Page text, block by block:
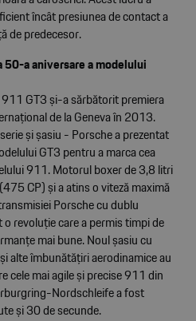
încât presiunea de contact a
de predecesor.
50-a aniversare a modelului
GT3 și-a sărbătorit premiera
de la Geneva în 2013.
și șasiu - Porsche a prezentat
GT3 pentru a marca cea
911. Motorul boxer de 3,8 litri
CP) și a atins o viteză maximă
Porsche cu dublu
revoluție care a permis timpi de
mai bune. Noul șasiu cu
alte îmbunătățiri aerodinamice au
cele mai agile și precise 911 din
Nordschleife a fost
și 30 de secunde.